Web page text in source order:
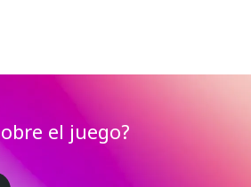
el juego?